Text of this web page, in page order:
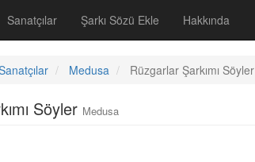
Sanatçılar Şarkı Sözü Ekle Hakkında
Medusa Rüzgarlar Şarkımı Söyler
Söyler Medusa